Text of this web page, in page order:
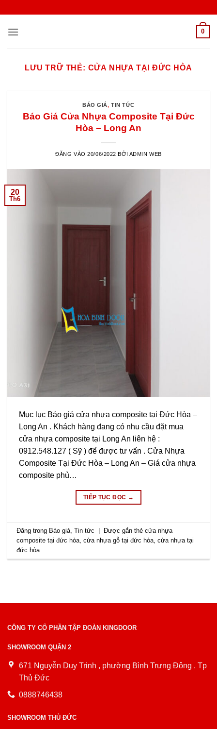
nội
0
LƯU TRỮ THẺ: CỬA NHỰA TẠI ĐỨC HÒA
BÁO GIÁ,TIN TỨC
Báo Giá Cửa Nhựa Composite Tại Đức
Hòa – Long An
ĐĂNG VÀO20/06/2022 BỞI ADMIN WEB
20
Th6
Mục lục Báo giá cửa nhựa composite tại Đức Hòa –
Long An . Khách hàng đang có nhu cầu đặt mua
cửa nhựa composite tại Long An liên hệ :
0912.548.127 ( Sỹ ) để được tư vấn . Cửa Nhựa
Composite Tại Đức Hòa – Long An – Giá cửa nhựa
composite phủ…
TIẾP TỤC ĐỌC →
Đăng trong Báo giá ,Tin tức | Được gắn thẻcửa nhựa
composite tại đức hòa ,cửa nhựa gỗ tại đức hòa ,cửa nhựa tại
đức hòa
CÔNG TY CỔ PHẦN TẬP ĐOÀN KINGDOOR
SHOWROOM QUẬN 2
671 Nguyễn Duy Trinh , phường Bình Trưng Đông , Tp
Thủ Đức
0888746438
SHOWROOM THỦ ĐỨC